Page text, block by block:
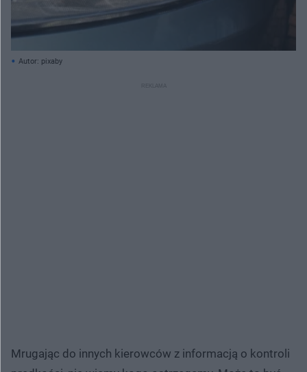
Autor: pixaby
Mrugając do innych kierowców z informacją o kontroli